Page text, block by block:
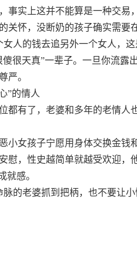
事实上这并不能算是一种交
关怀，没断奶的孩子确实需要
人的钱去追另外一个女人，
很天真”一辈子。一旦你流
严。
”的情人
都有了，老婆和多年的老情
小女孩子宁愿用身体交换金
慰，性史越简单就越受欢迎
就感。
的老婆抓到把柄，也不要让